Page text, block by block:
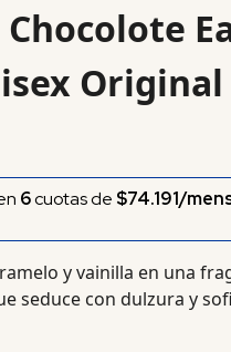
Original
6cuotas de $74.191/
y vainilla en una
seduce con dulzura y